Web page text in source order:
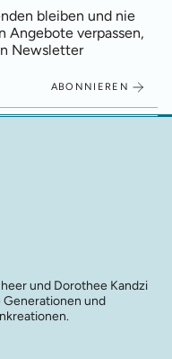
bleiben und nie
Angebote verpassen,
Newsletter
ABONNIEREN
und Dorothee Kandzi
und